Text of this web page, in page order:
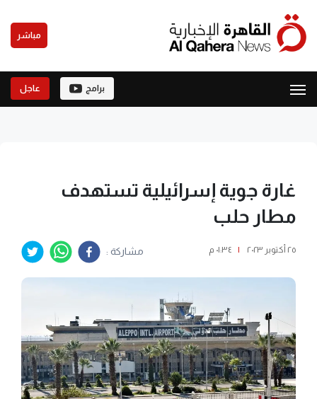
مباشر
برامج عاجل
غارة جوية إسرائيلية تستهدف
مطار حلب
٢٥ أكتوبر ٢٠٢٣ | ٠١:٣٤ م مشاركة :